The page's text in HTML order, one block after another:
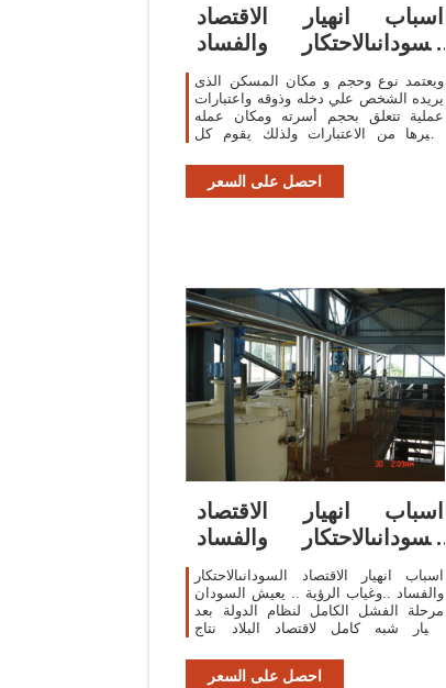
اسباب انهيار الاقتصاد
السودانىالاحتكار والفساد
..وغياب
ويعتمد نوع وحجم و مكان المسكن الذى
يريده الشخص علي دخله وذوقه واعتبارات
عملية تتعلق بحجم أسرته ومكان عمله
وغيرها من الاعتبارات ولذلك يقوم كل
الذي يتناسب
احصل على السعر
اسباب انهيار الاقتصاد
السودانىالاحتكار والفساد
..وغياب
اسباب انهيار الاقتصاد السودانىالاحتكار
والفساد ..وغياب الرؤية .. يعيش السودان
مرحلة الفشل الكامل لنظام الدولة بعد
انهيار شبه كامل لاقتصاد البلاد نتاج
فى السودان والتى تقوم على
احصل على السعر